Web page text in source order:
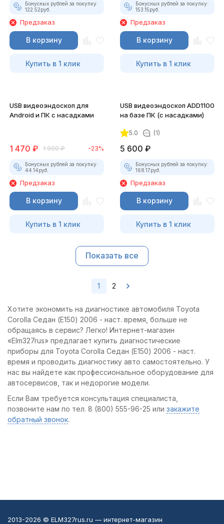
Бонусных рублей за покупку:
122.52руб.
Предзаказ
В корзину
Купить в 1 клик
Бонусных рублей за покупку:
153.15руб.
Предзаказ
В корзину
Купить в 1 клик
USB видеоэндоскоп для
Android и ПК с насадками
1 470 ₽ 1 900 ₽ -23%
Бонусных рублей за покупку:
44.14руб.
Предзаказ
В корзину
Купить в 1 клик
USB видеоэндоскоп ADD1100
на базе ПК (с насадками)
5.0 (1)
5 600 ₽
Бонусных рублей за покупку:
168.17руб.
Предзаказ
В корзину
Купить в 1 клик
Показать все
1 2
Хотите экономить на диагностике автомобиля Toyota
Corolla Седан (E150) 2006 - наст. время, больше не
обращаясь в сервис? Легко! Интернет-магазин
«Elm327rus» предлагает купить диагностические
приборы для Toyota Corolla Седан (E150) 2006 - наст.
время и проводить диагностику авто самостоятельно. У
нас вы найдете как профессиональное оборудование для
автосервисов, так и недорогие модели.
Если Вам требуется консультация специалиста,
позвоните нам по тел. 8 (800) 555-96-25 или закажите
обратный звонок.
2013-2026 © ELM327rus.ru — интернет-магазин